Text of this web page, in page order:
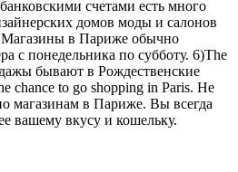
счетами есть много
домов моды и салонов
Магазины в Париже обычно
с понедельника по субботу. 6)The
бывают в Рождественские
chance to go shopping in Paris. Не
магазинам в Париже. Вы всегда
вашему вкусу и кошельку.